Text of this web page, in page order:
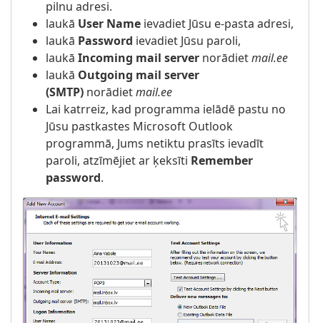
pilnu adresi.
laukā User Name ievadiet Jūsu e-pasta adresi,
laukā Password ievadiet Jūsu paroli,
laukā Incoming mail server norādietmail.ee
laukā Outgoing mail server
(SMTP) norādietmail.ee
Lai katrreiz, kad programma ielādē pastu no
Jūsu pastkastes Microsoft Outlook
programmā, Jums netiktu prasīts ievadīt
paroli, atzīmējiet ar ķeksīti Remember
password.